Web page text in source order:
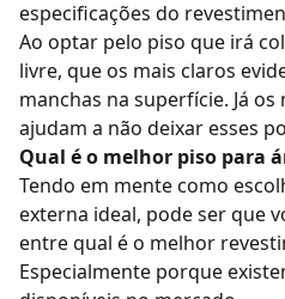
especificações do
Ao optar pelo piso que irá
livre, que os mais claros
manchas na superfície. Já
ajudam a não deixar esses
Qual é o melhor piso para
Tendo em mente como
externa ideal, pode ser que
entre qual é o melhor
Especialmente porque